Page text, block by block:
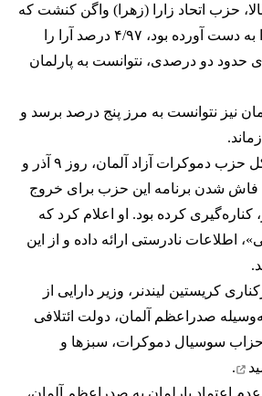
حزب اتحاد زارا (زهرا) واگن کنشت که
در ابتدا اقبالی نسبی را به دست آورده بود، ۴/۹۷ درصد آرا را
حدود دو درصدی، نتوانست به پارلمان
نیز نتوانست به مرز پنج درصد برسد و
بیژن جیر‌سرایی، دبیرکل حزب دموکرات آزاد آلمان، روز ۹ آذر و
فاش شدن برنامه این حزب برای خروج
کناره‌گیری کرده بود. او اعلام کرد که
اطلاعات نادرستی ارائه داده و از این
کریستین لیندنر، وزیر دارایی از
صدراعظم آلمان، دولت ائتلافی
سوسیال دموکرات، سبزها و
.